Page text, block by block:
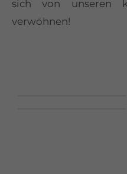
sich von unseren
verwöhnen!